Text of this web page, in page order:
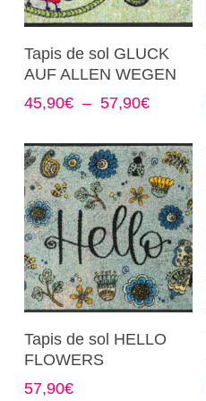
page
produit
Choix Des Options
produit
a
plusieurs
Les
options
peuvent
être
choisies
sur
la
page
du
produit
Tapis de sol GLUCK
AUF ALLEN WEGEN
45,90€ – 57,90€Plage
prix :
45,90€
à
57,90€
Choix Des Options
produit
a
plusieurs
Tapis de sol HELLO
FLOWERS
57,90€